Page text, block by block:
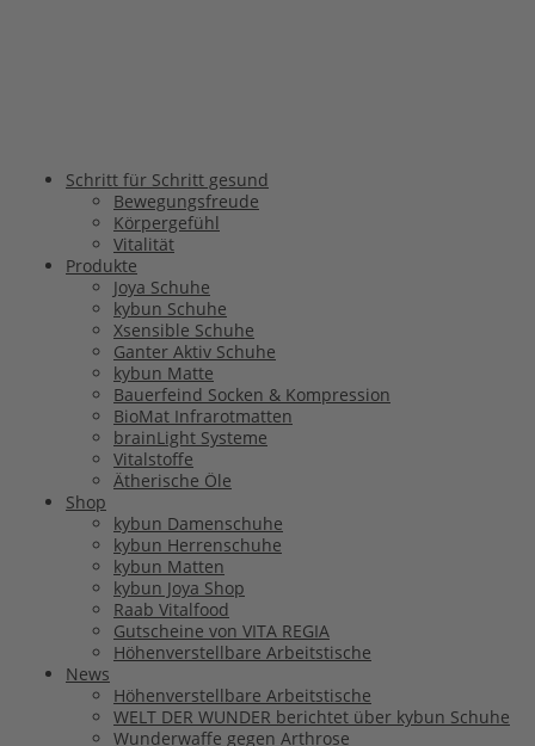
Schritt für Schritt gesund
Bewegungsfreude
Körpergefühl
Vitalität
Produkte
Joya Schuhe
kybun Schuhe
Xsensible Schuhe
Ganter Aktiv Schuhe
kybun Matte
Bauerfeind Socken & Kompression
BioMat Infrarotmatten
brainLight Systeme
Vitalstoffe
Ätherische Öle
Shop
kybun Damenschuhe
kybun Herrenschuhe
kybun Matten
kybun Joya Shop
Raab Vitalfood
Gutscheine von VITA REGIA
Höhenverstellbare Arbeitstische
News
Höhenverstellbare Arbeitstische
WELT DER WUNDER berichtet über kybun Schuhe
Wunderwaffe gegen Arthrose